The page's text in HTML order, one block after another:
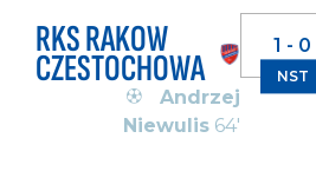
RKS RAKOW
CZESTOCHOWA
Andrzej
Niewulis 64'
1 - 0
NST